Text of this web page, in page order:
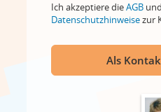
Ich akzeptiere dieAGB
Datenschutzhinweisezur
Als